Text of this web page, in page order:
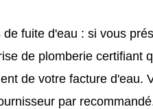
de fuite d'eau : si vous
de plomberie certifiant
de votre facture d'eau.
par